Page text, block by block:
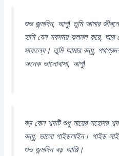
শুভ জন্মদিন, আপু! তুমি আমার
হাসি যেন সবসময় ঝলমল করে,
সাফল্যে। তুমি আমার বন্ধু,
অনেক ভালোবাসা, আপু!
বড় বোন শব্দটি শুধু মায়ের সহোদর
বন্ধু, ভালো গাইডলাইন। গাইড
শুভ জন্মদিন বড় আপ্পি।